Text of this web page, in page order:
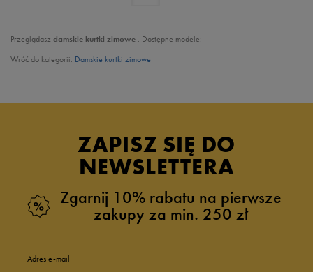
Przeglądasz damskie kurtki zimowe . Dostępne modele:
Wróć do kategorii: Damskie kurtki zimowe
ZAPISZ SIĘ DO
NEWSLETTERA
Zgarnij 10% rabatu na pierwsze
zakupy za min. 250 zł
Adres e-mail